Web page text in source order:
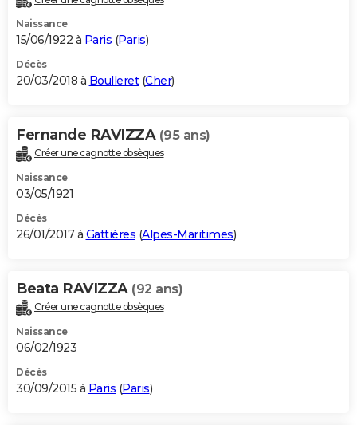
Naissance
15/06/1922 à Paris (Paris)
Décès
20/03/2018 à Boulleret(Cher)
Fernande RAVIZZA (95 ans)
Créer une cagnotte obsèques
Naissance
03/05/1921
Décès
26/01/2017 à Gattières (Alpes-Maritimes)
Beata RAVIZZA (92 ans)
Créer une cagnotte obsèques
Naissance
06/02/1923
Décès
30/09/2015 à Paris (Paris)